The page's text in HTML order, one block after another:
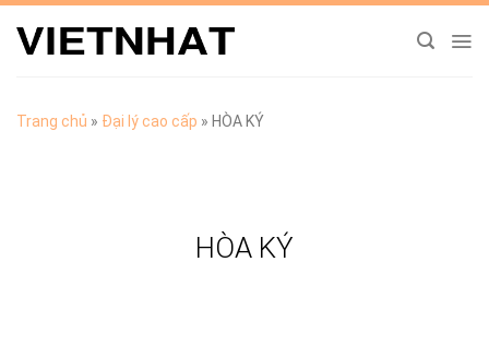
Chuyển
đến
Trang chủ » Đại lý cao cấp » HÒA KÝ
HÒA KÝ